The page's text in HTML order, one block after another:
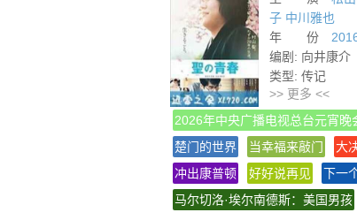
子 中川雅也
年 份
编剧: 向井康介
类型: 传记
官方网站:
制片国家/地区:
语言: 日语
上映日期:
片长: 123分钟
又名: 圣的青春
IMDb链接:
>> 更多 <<
2026年中央广播电视总台元宵
楚门的世界
当幸福来敲门 大
冲出康普顿
好好说再见 下一
马尔切洛·埃尔南德斯：美国男孩